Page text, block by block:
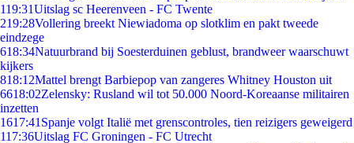
119:31Uitslag sc Heerenveen - FC Twente
219:28Vollering breekt Niewiadoma op slotklim en pakt tweede
eindzege
618:34Natuurbrand bij Soesterduinen geblust, brandweer waarschuwt
kijkers
818:12Mattel brengt Barbiepop van zangeres Whitney Houston uit
6618:02Zelensky: Rusland wil tot 50.000 Noord-Koreaanse militairen
inzetten
1617:41 Spanje volgt Italië met grenscontroles, tien reizigers geweigerd
117:36Uitslag FC Groningen - FC Utrecht